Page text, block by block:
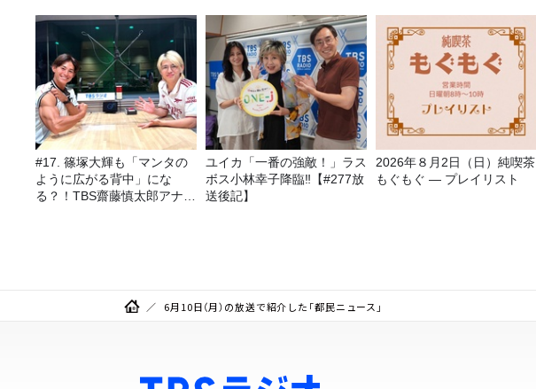
#17. 篠塚大輝も「マンタの
ように広がる背中」にな
る？！TBS齋藤慎太郎アナに
ユイカ「一番の強敵！」ラス
ボス小林幸子降臨‼【#277放
送後記】
2026年８月2日（日）純喫茶
もぐもぐ ― プレイリスト
6月10日（月）の放送で紹介した「都民ニュース」